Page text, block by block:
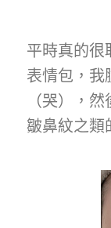
平時真的很
表情包，我
（哭），
皺鼻紋之類